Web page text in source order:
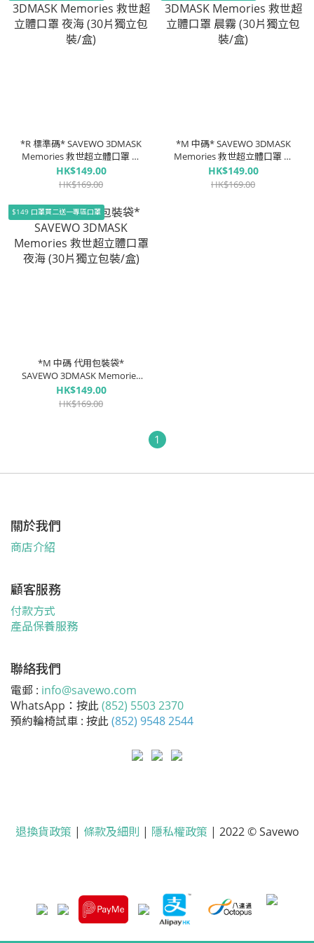
*R 標準碼* SAVEWO 3DMASK
Memories 救世超立體口罩 夜
海 (30片獨立包裝/盒)
HK$149.00
HK$169.00
*M 中碼* SAVEWO 3DMASK
Memories 救世超立體口罩 晨
霧 (30片獨立包裝/盒)
HK$149.00
HK$169.00
$149 口罩買二送一專區口罩
*M 中碼 代用包裝袋*
SAVEWO 3DMASK Memories
救世超立體口罩 夜海 (30片獨
立包裝/盒)
HK$149.00
HK$169.00
1
關於我們
商店介紹
顧客服務
付款方式
產品保養服務
聯絡我們
電郵 : info@savewo.com
WhatsApp：按此 (852) 5503 2370
預約輪椅試車 : 按此 (852) 9548 2544
退換貨政策 | 條款及細則 | 隱私權政策 | 2022 © Savewo